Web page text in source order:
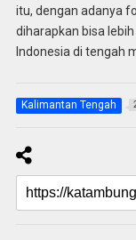
itu, dengan adanya
diharapkan bisa
Indonesia di tengah
Kalimantan Tengah